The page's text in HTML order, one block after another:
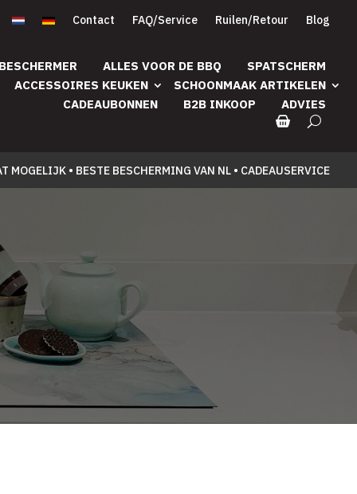
Contact FAQ/Service Ruilen/Retour Blog
ALLES VOOR DE BBQ
SPATSCHERM
ACCESSOIRES KEUKEN
SCHOONMAAK ARTIKELEN
CADEAUBONNEN
B2B INKOOP ADVIES
MOGELIJK • BESTE BESCHERMING VAN NL • CADEAUSERVICE